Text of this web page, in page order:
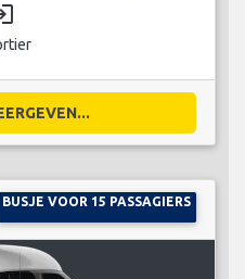
BUSJE VOOR 15 PASSAGIERS